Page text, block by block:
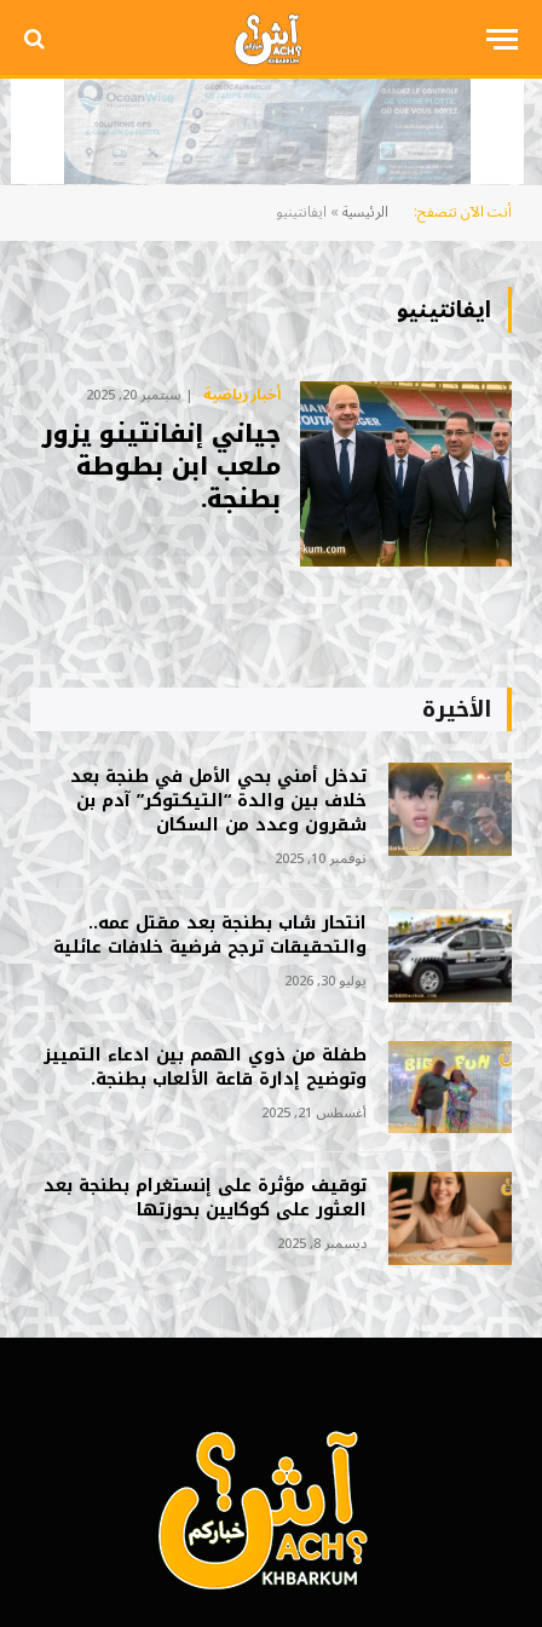
أنت الآن تتصفح: الرئيسية» ايفانتينيو
ايفانتينيو
أخبار رياضية سبتمبر 20, 2025
جياني إنفانتينو يزور
ملعب ابن بطوطة
بطنجة.
الأخيرة
تدخل أمني بحي الأمل في طنجة بعد
خلاف بين والدة “التيكتوكر” آدم بن
شقرون وعدد من السكان
نوفمبر 10, 2025
انتحار شاب بطنجة بعد مقتل عمه..
والتحقيقات ترجح فرضية خلافات عائلية
يوليو 30, 2026
طفلة من ذوي الهمم بين ادعاء التمييز
وتوضيح إدارة قاعة الألعاب بطنجة.
أغسطس 21, 2025
توقيف مؤثرة على إنستغرام بطنجة بعد
العثور على كوكايين بحوزتها
ديسمبر 8, 2025